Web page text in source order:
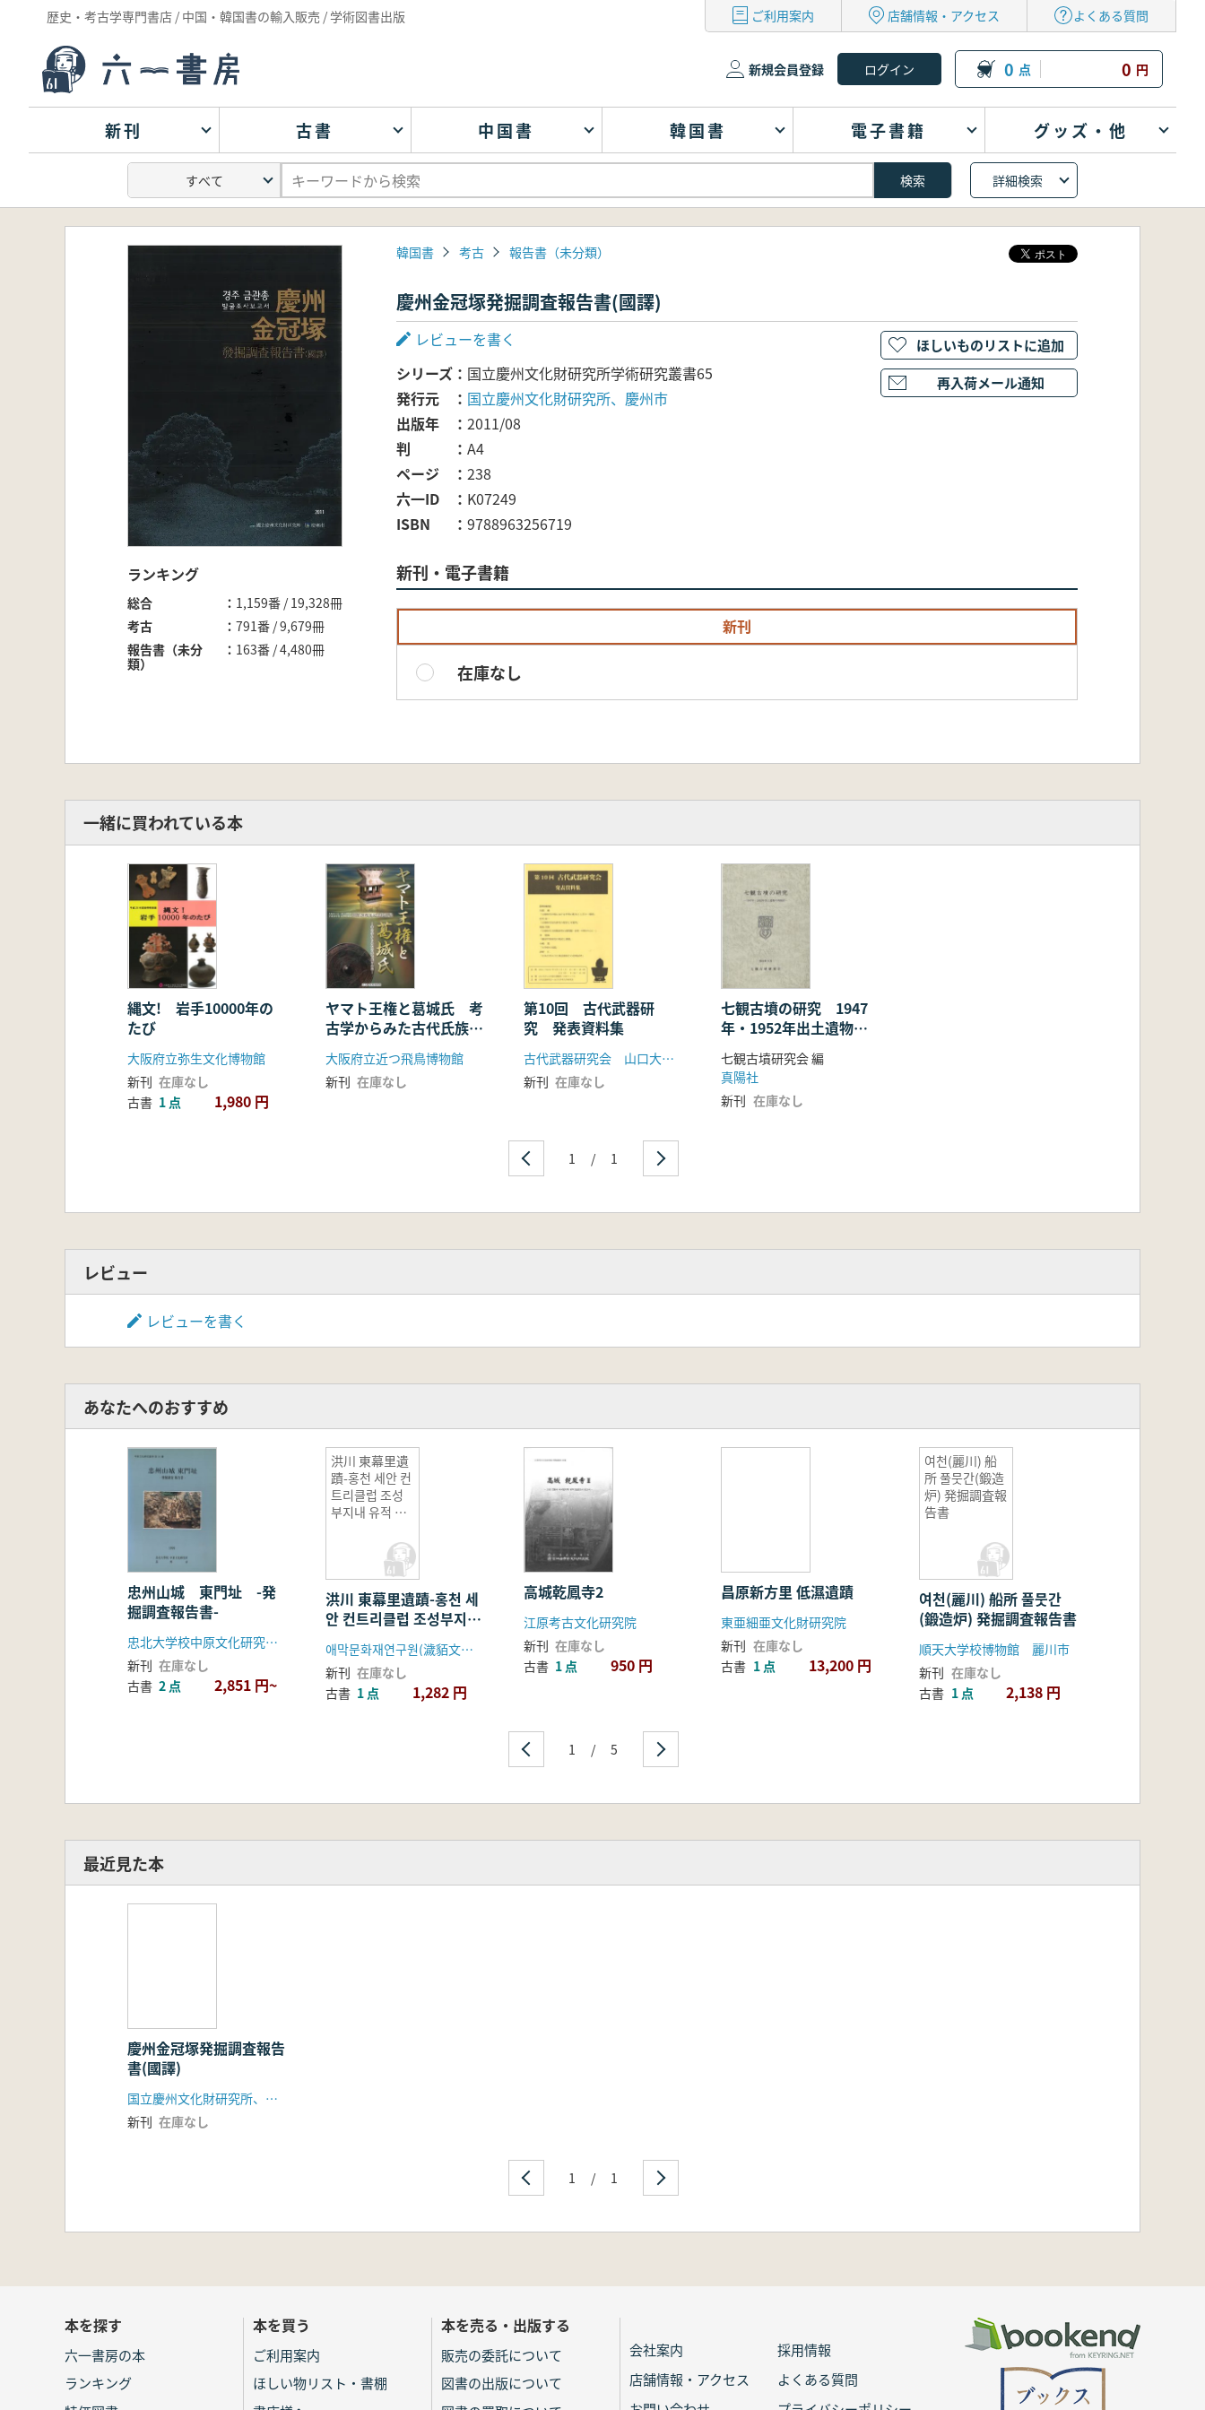
歴史・考古学専門書店 / 中国・韓国書の輸入販売 / 学術図書出版 ご利用案内 店舗情報・アクセス よくある質問
新規会員登録 0 点 0 円
新刊 古書 中国書 韓国書 電子書籍 グッズ・他
詳細検索
ランキング
総合
1,159番 / 19,328冊
考古
791番 / 9,679冊
報告書（未分
類）
163番 / 4,480冊
韓国書 考古 報告書（未分類）
慶州金冠塚発掘調査報告書(國譯)
レビューを書く
シリーズ
国立慶州文化財研究所学術研究叢書65
発行元
国立慶州文化財研究所、慶州市
出版年
2011/08
判
A4
ページ
238
六一ID
K07249
ISBN
9788963256719
新刊・電子書籍
新刊
在庫なし
ほしいものリストに追加
再入荷メール通知
一緒に買われている本
縄文! 岩手10000年の
たび
大阪府立弥生文化博物館
新刊 在庫なし
古書 1 点 1,980 円
ヤマト王権と葛城氏 考
古学からみた古代氏族の
盛衰
大阪府立近つ飛鳥博物館
新刊 在庫なし
第10回 古代武器研
究 発表資料集
古代武器研究会 山口大学考古学研究室
新刊 在庫なし
七観古墳の研究 1947
年・1952年出土遺物の
再検討
七観古墳研究会 編
真陽社
新刊 在庫なし
1 / 1
レビュー
レビューを書く
あなたへのおすすめ
忠州山城 東門址 -発
掘調査報告書-
忠北大学校中原文化研究所 忠州市
新刊 在庫なし
古書 2 点 2,851 円~
洪川 東幕里遺
蹟-홍천 세안 컨
트리클럽 조성
부지내 유적 발
(ホンチョン・
セアン カン
トリークラ
ブ 造成敷地
内 発掘調査
報告書)-
洪川 東幕里遺蹟-홍천 세
안 컨트리클럽 조성부지내
유적 발굴조사보고서(ホ
ンチョン・セアン カン
トリークラブ 造成敷地
内 発掘調査報告書)-
애막문화재연구원(濊貊文化財研究院)
新刊 在庫なし
古書 1 点 1,282 円
高城乾鳳寺2
江原考古文化研究院
新刊 在庫なし
古書 1 点 950 円
昌原新方里 低濕遺蹟
東亜細亜文化財研究院
新刊 在庫なし
古書 1 点 13,200 円
여천(麗川) 船
所 풀뭇간(鍛造
炉) 発掘調査報
告書
여천(麗川) 船所 풀뭇간
(鍛造炉) 発掘調査報告書
順天大学校博物館 麗川市
新刊 在庫なし
古書 1 点 2,138 円
1 / 5
最近見た本
慶州金冠塚発掘調査報告
書(國譯)
国立慶州文化財研究所、慶州市
新刊 在庫なし
1 / 1
本を探す
六一書房の本
ランキング
本を買う
ご利用案内
ほしい物リスト・書棚
本を売る・出版する
販売の委託について
図書の出版について
会社案内
採用情報
店舗情報・アクセス
よくある質問